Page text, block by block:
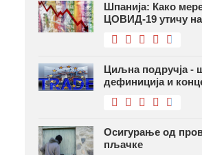
Шпанија: Како
ЦОВИД-19 утичу
Циљна подручја -
дефиниција и
Осигурање од
пљачке